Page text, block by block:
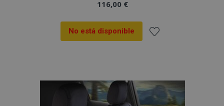
116,00 €
No está disponible
Lista